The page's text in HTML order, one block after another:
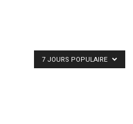
7 JOURS POPULAIRE